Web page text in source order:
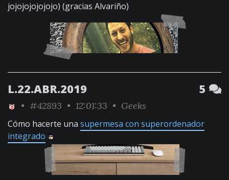
jojojojojojojo) (gracias Alvariño)
L.22.ABR.2019 5
• #42893 • 12:01:33 • Geeks
Cómo hacerte una supermesa con superordenador
integrado